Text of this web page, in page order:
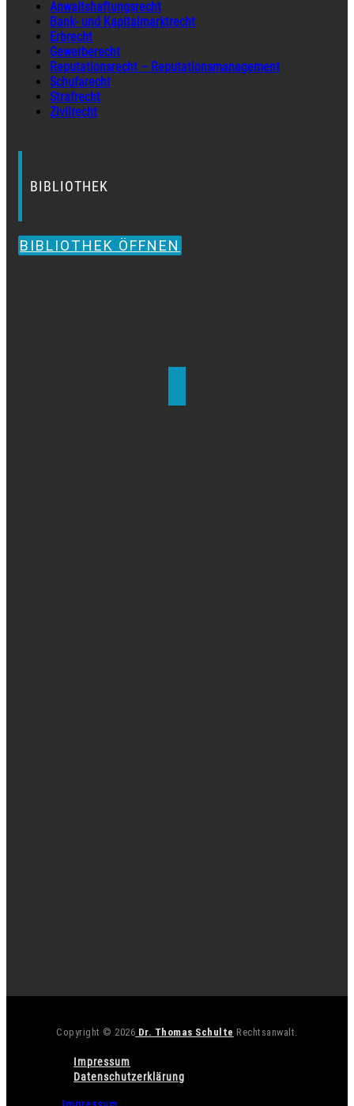
Anwaltshaftungsrecht
Bank- und Kapitalmarktrecht
Erbrecht
Gewerberecht
Reputationsrecht – Reputationsmanagement
Schufarecht
Strafrecht
Zivilrecht
BIBLIOTHEK
BIBLIOTHEK ÖFFNEN
Copyright © 2026 Dr. Thomas Schulte Rechtsanwalt.
Impressum
Datenschutzerklärung